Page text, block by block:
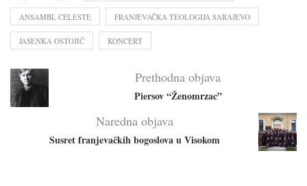
ANSAMBL CELESTE FRANJEVAČKA TEOLOGIJA SARAJEVO
JASENKA OSTOJIĆ KONCERT
Prethodna objava
Piersov “Ženomrzac”
Naredna objava
Susret franjevačkih bogoslova u Visokom